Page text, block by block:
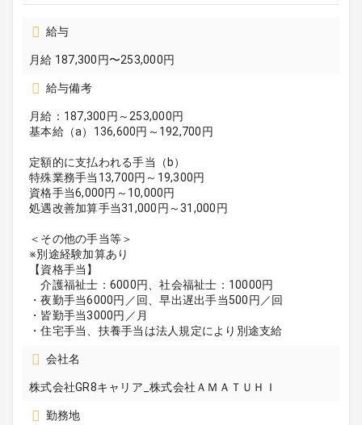
給与
月給 187,300円〜253,000円
給与備考
月給：187,300円～253,000円
基本給（a）136,600円～192,700円
定額的に支払われる手当（b）
特殊業務手当13,700円～19,300円
資格手当6,000円～10,000円
処遇改善加算手当31,000円～31,000円
＜その他の手当等＞
※別途経験加算あり
【資格手当】
介護福祉士：6000円、社会福祉士：10000円
・夜勤手当6000円／回、早出遅出手当500円／回
・皆勤手当3000円／月
・住宅手当、扶養手当は法人規定により別途支給
会社名
株式会社GR8キャリア_株式会社ＡＭＡＴＵＨＩ
勤務地